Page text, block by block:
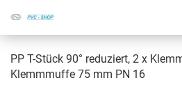
PP T-​Stück 90° re­du­ziert, 2 x
Klemm­muf­fe 75 mm PN 16